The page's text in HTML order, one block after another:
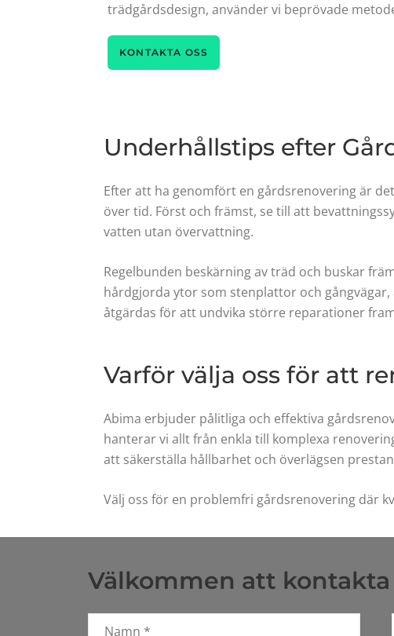
trädgårdsdesign, använder vi beprövade
KONTAKTA OSS
Underhållstips efter
Efter att ha genomfört en gårdsrenovering är
över tid. Först och främst, se till att
vatten utan övervattning.
Regelbunden beskärning av träd och buskar
hårdgjorda ytor som stenplattor och
åtgärdas för att undvika större reparationer
Varför välja oss för att
Abima erbjuder pålitliga och effektiva
hanterar vi allt från enkla till komplexa
att säkerställa hållbarhet och överlägsen
Välj oss för en problemfri gårdsrenovering där
Välkommen att